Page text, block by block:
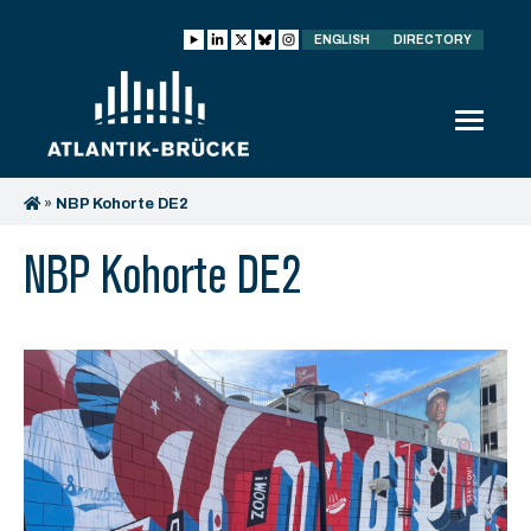
ENGLISH DIRECTORY
» NBP Kohorte DE2
NBP Kohorte DE2